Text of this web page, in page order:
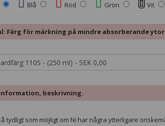
Blå Röd Grön Vit
Färg för märkning på mindre absorberande
beskrivning.
tydligt som möjligt om Ni har några ytterligare